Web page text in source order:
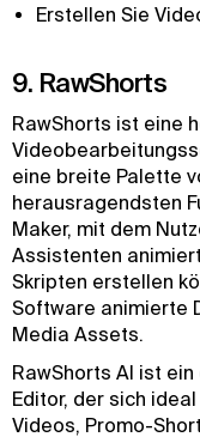
Erstellen Sie
9. RawShorts
RawShorts ist eine
eine breite Palette
herausragendsten
Maker, mit dem
Assistenten
Skripten erstellen
Software animierte
Media Assets.
RawShorts AI ist
Editor, der sich
Videos, Promo-